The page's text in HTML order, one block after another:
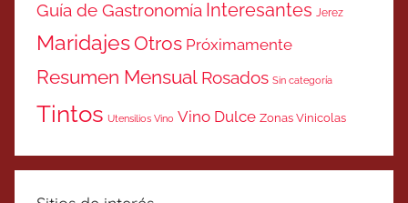
Guía de Gastronomía Interesantes Jerez
MaridajesOtros Próximamente
Resumen Mensual Rosados Sin categoría
Tintos Utensilios Vino Vino Dulce Zonas Vinicolas